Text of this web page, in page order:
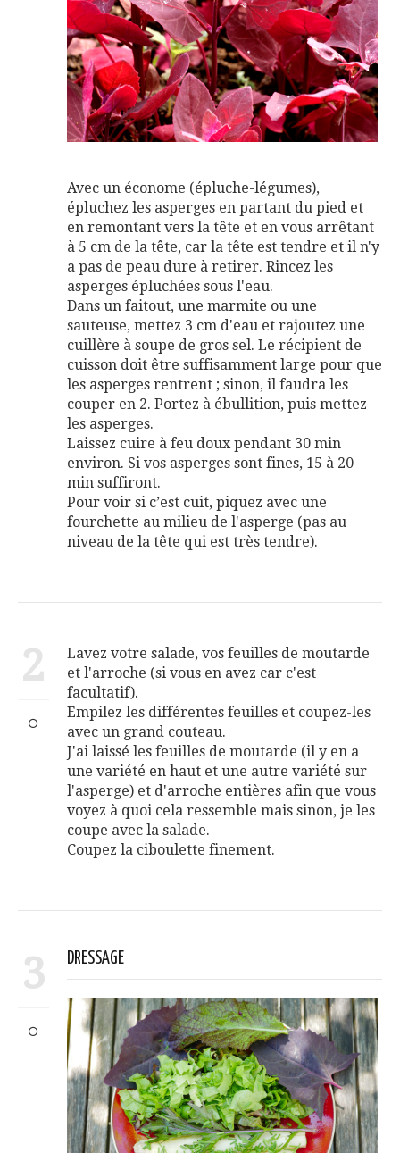
Avec un économe (épluche-légumes),
épluchez les asperges en partant du pied et
en remontant vers la tête et en vous arrêtant
à 5 cm de la tête, car la tête est tendre et il n'y
a pas de peau dure à retirer. Rincez les
asperges épluchées sous l'eau.
Dans un faitout, une marmite ou une
sauteuse, mettez 3 cm d'eau et rajoutez une
cuillère à soupe de gros sel. Le récipient de
cuisson doit être suffisamment large pour que
les asperges rentrent ; sinon, il faudra les
couper en 2. Portez à ébullition, puis mettez
les asperges.
Laissez cuire à feu doux pendant 30 min
environ. Si vos asperges sont fines, 15 à 20
min suffiront.
Pour voir si c’est cuit, piquez avec une
fourchette au milieu de l'asperge (pas au
niveau de la tête qui est très tendre).
2
Lavez votre salade, vos feuilles de moutarde
et l'arroche (si vous en avez car c'est
facultatif).
Empilez les différentes feuilles et coupez-les
avec un grand couteau.
J'ai laissé les feuilles de moutarde (il y en a
une variété en haut et une autre variété sur
l'asperge) et d'arroche entières afin que vous
voyez à quoi cela ressemble mais sinon, je les
coupe avec la salade.
Coupez la ciboulette finement.
3 DRESSAGE